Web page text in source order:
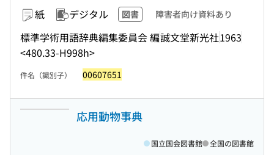
紙 デジタル 図書 障害者向け資料あり
標準学術用語辞典編集委員会 編誠文堂新光社1963
<480.33-H998h>
件名（識別子） 00607651
応用動物事典
国立国会図書館 全国の図書館